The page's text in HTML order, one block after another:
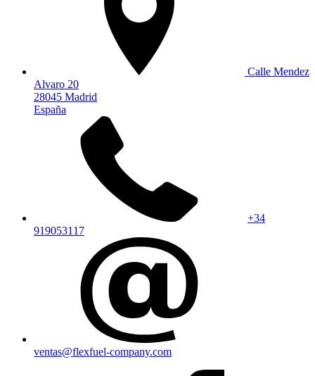
Calle Mendez
Alvaro 20
28045 Madrid
España
+34
919053117
ventas@flexfuel-company.com